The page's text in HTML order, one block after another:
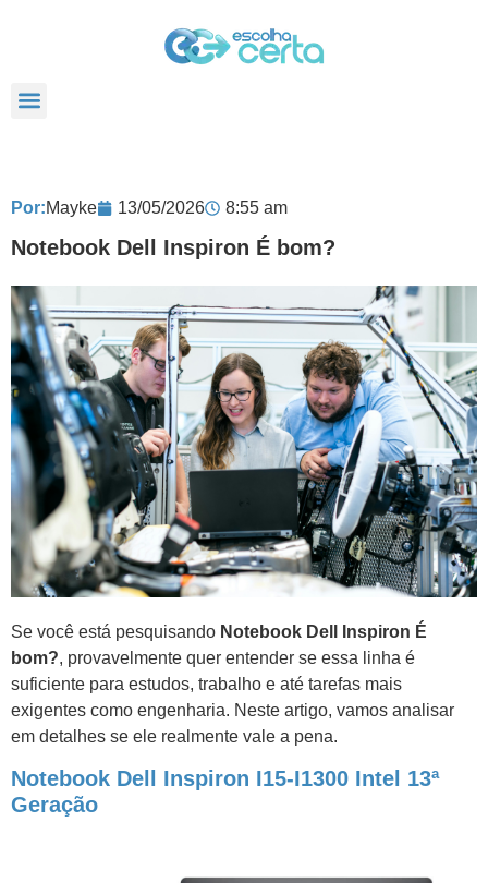
Por:Mayke 13/05/2026 8:55 am
Notebook Dell Inspiron É bom?
Se você está pesquisando Notebook Dell Inspiron É
bom?, provavelmente quer entender se essa linha é
suficiente para estudos, trabalho e até tarefas mais
exigentes como engenharia. Neste artigo, vamos analisar
em detalhes se ele realmente vale a pena.
Notebook Dell Inspiron I15-I1300 Intel 13ª
Geração